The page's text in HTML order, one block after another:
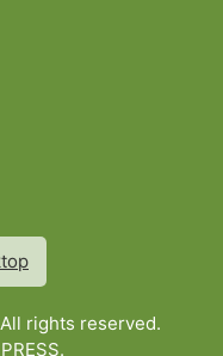
rights reserved.
.